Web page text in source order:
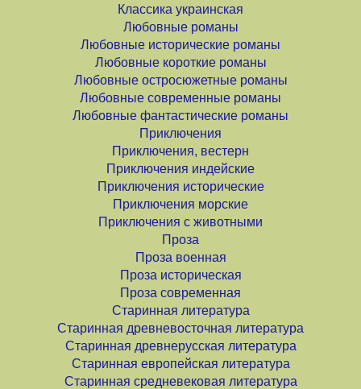
Классика украинская
Любовные романы
Любовные исторические романы
Любовные короткие романы
Любовные остросюжетные романы
Любовные современные романы
Любовные фантастические романы
Приключения
Приключения, вестерн
Приключения индейские
Приключения исторические
Приключения морские
Приключения с животными
Проза
Проза военная
Проза историческая
Проза современная
Старинная литература
Старинная древневосточная литература
Старинная древнерусская литература
Старинная европейская литература
Старинная средневековая литература